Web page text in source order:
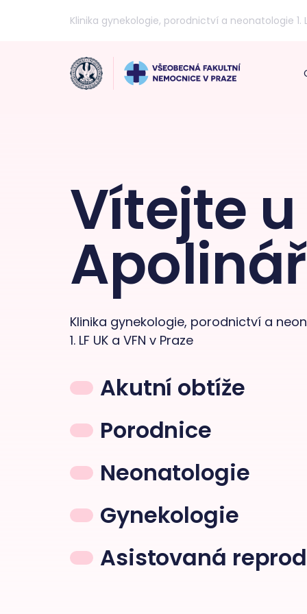
Klinika gynekologie, porodnictví a neonatologie 1.
Vítejte u
Klinika gynekologie, porodnictví a
1. LF UK a VFN v Praze
Akutní obtíže
Porodnice
Neonatologie
Gynekologie
Asistovaná